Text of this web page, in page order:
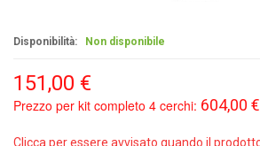
Disponibilità: Non disponibile
151,00 €
Prezzo per kit completo 4 cerchi: 604,00 €
Clicca per essere avvisato quando il